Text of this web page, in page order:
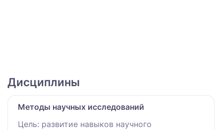
Дисциплины
Методы научных исследований
Цель: развитие навыков научного